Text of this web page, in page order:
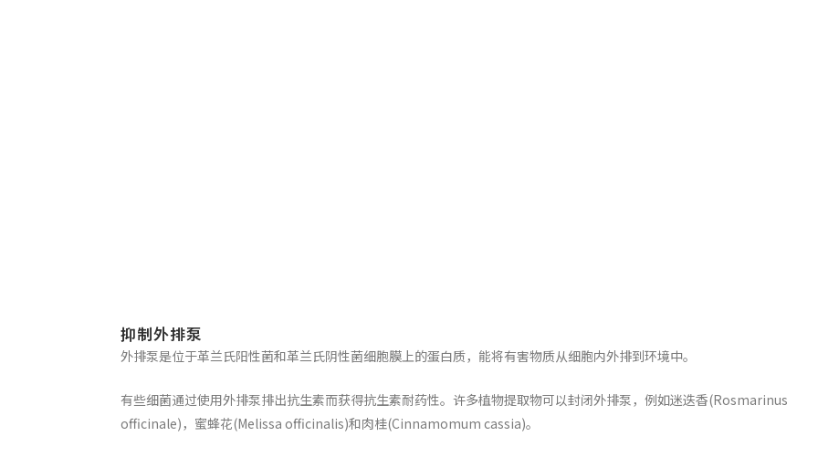
抑制外排泵
外排泵是位于革兰氏阳性菌和革兰氏阴性菌细胞膜上的蛋白质，能将有害物质从细胞内外排到环境中。
有些细菌通过使用外排泵排出抗生素而获得抗生素耐药性。许多植物提取物可以封闭外排泵，例如迷迭香(Rosmarinus
officinale)，蜜蜂花(Melissa officinalis)和肉桂(Cinnamomum cassia)。